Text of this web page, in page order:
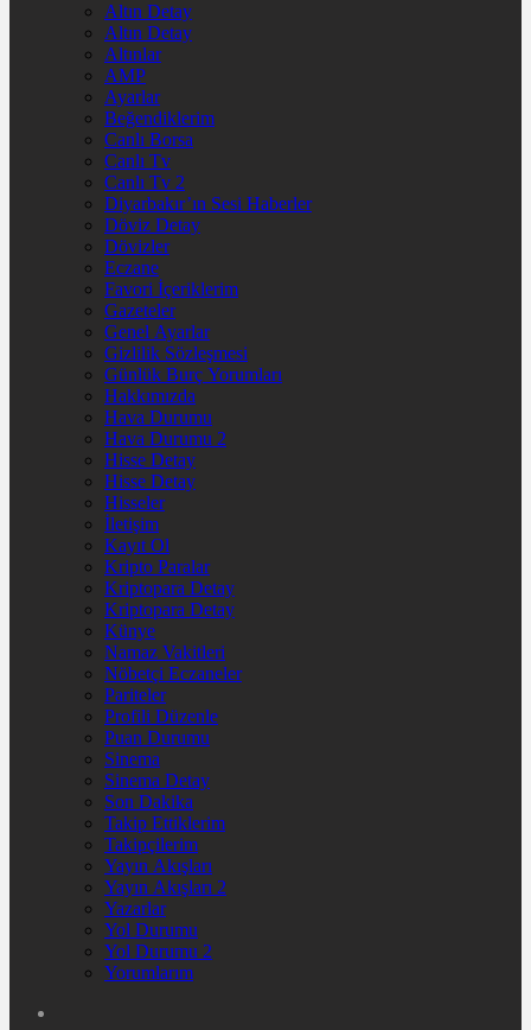
Altın Detay
Altın Detay
Altınlar
AMP
Ayarlar
Beğendiklerim
Canlı Borsa
Canlı Tv
Canlı Tv 2
Diyarbakır’ın Sesi Haberler
Döviz Detay
Dövizler
Eczane
Favori İçeriklerim
Gazeteler
Genel Ayarlar
Gizlilik Sözleşmesi
Günlük Burç Yorumları
Hakkımızda
Hava Durumu
Hava Durumu 2
Hisse Detay
Hisse Detay
Hisseler
İletişim
Kayıt Ol
Kripto Paralar
Kriptopara Detay
Kriptopara Detay
Künye
Namaz Vakitleri
Nöbetçi Eczaneler
Pariteler
Profili Düzenle
Puan Durumu
Sinema
Sinema Detay
Son Dakika
Takip Ettiklerim
Takipçilerim
Yayın Akışları
Yayın Akışları 2
Yazarlar
Yol Durumu
Yol Durumu 2
Yorumlarım